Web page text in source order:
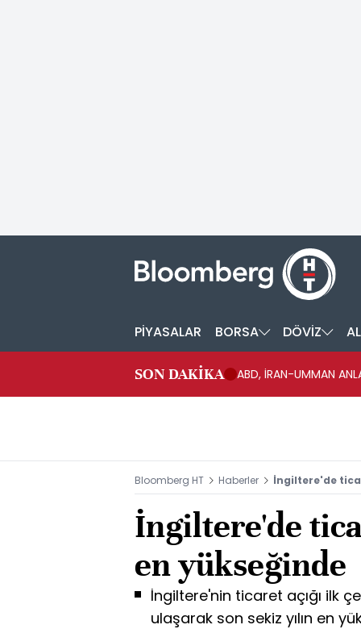
PİYASALAR BORSA DÖVİZ
SON DAKİKA ABD, İRAN-UMMAN
Bloomberg HT Haberler İngiltere'de
İngiltere'de
en yükseğinde
İngiltere'nin ticaret açığı ilk
ulaşarak son sekiz yılın en